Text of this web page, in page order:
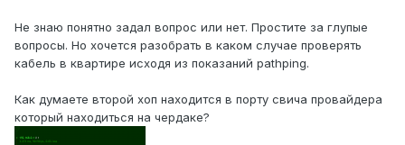
Не знаю понятно задал вопрос или нет. Простите за глупые
вопросы. Но хочется разобрать в каком случае проверять
кабель в квартире исходя из показаний pathping.
Как думаете второй хоп находится в порту свича провайдера
который находиться на чердаке?